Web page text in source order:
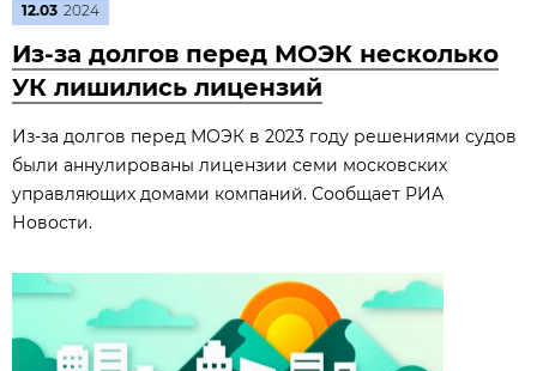
12.03 2024
Из-за долгов перед МОЭК несколько
УК лишились лицензий
Из-за долгов перед МОЭК в 2023 году решениями судов
были аннулированы лицензии семи московских
управляющих домами компаний. Сообщает РИА
Новости.